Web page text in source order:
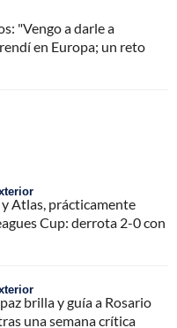
"Vengo a darle a
en Europa; un reto
Atlas, prácticamente
Cup: derrota 2-0 con
brilla y guía a Rosario
una semana crítica